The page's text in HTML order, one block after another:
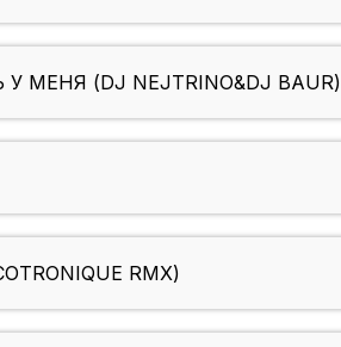
(DJ NEJTRINO&DJ BAUR)
RMX)